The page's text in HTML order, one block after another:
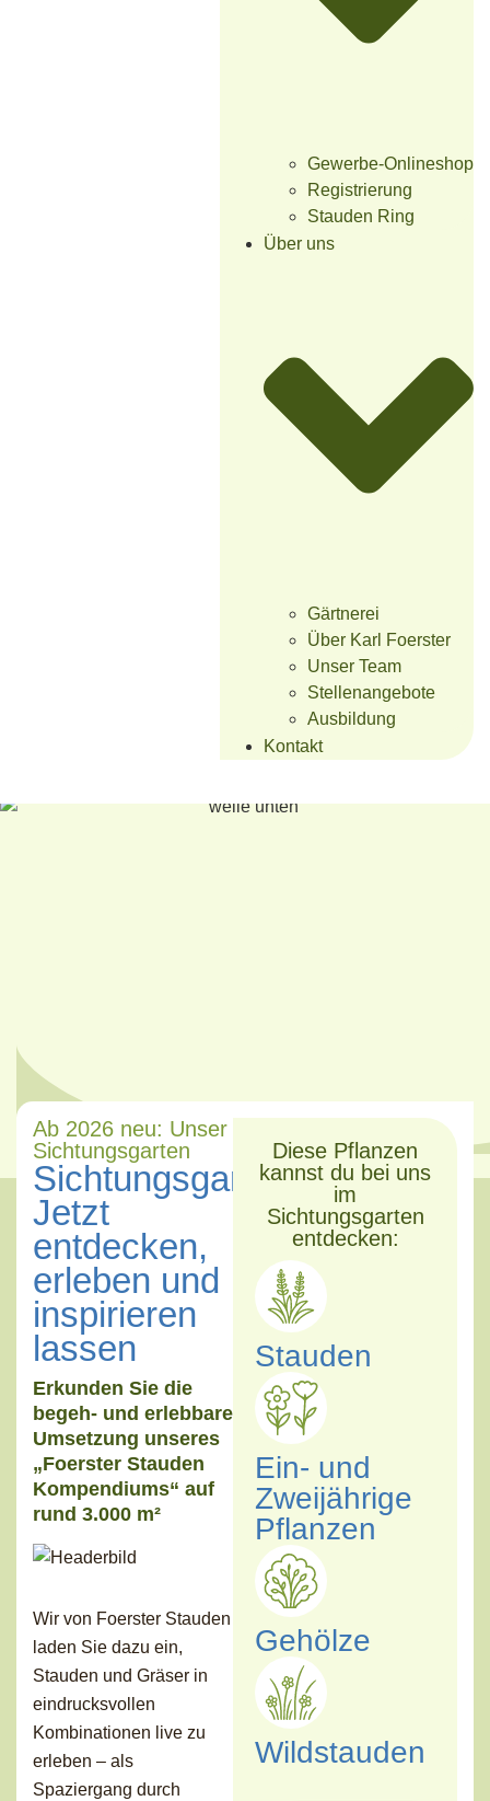
Gewerbe-Onlineshop
Registrierung
Stauden Ring
Über uns
Gärtnerei
Über Karl Foerster
Unser Team
Stellenangebote
Ausbildung
Kontakt
Ab 2026 neu: Unser
Sichtungsgarten
Sichtungsgarten:
Jetzt
entdecken,
erleben und
inspirieren
lassen
Erkunden Sie die
begeh- und erlebbare
Umsetzung unseres
„Foerster Stauden
Kompendiums“ auf
rund 3.000 m²
Wir von Foerster Stauden
laden Sie dazu ein,
Stauden und Gräser in
eindrucksvollen
Kombinationen live zu
erleben – als
Spaziergang durch
Diese Pflanzen
kannst du bei uns
im
Sichtungsgarten
entdecken:
Stauden
Ein- und
Zweijährige
Pflanzen
Gehölze
Wildstauden